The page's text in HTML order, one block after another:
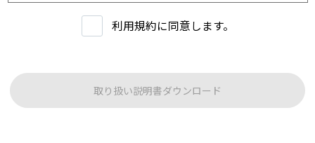
入いただいた製品または購入を検討中の製品（以下、「当該製品」
といいます。）に関するデータ（以下、「本データ等」といいま
す）の提供サービス（以下「本サービス」といいます）における利
に従い本サービスを利用いただくものとし、本規約に同意いただけ
ない場合には本サービスをご利用いただけないものとします。
利用規約に同意します。
取り扱い説明書ダウンロード